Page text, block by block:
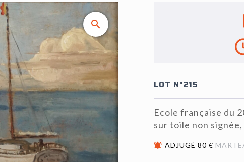
LOT N°215
Ecole française du
sur toile non signée,
ADJUGÉ 80 €